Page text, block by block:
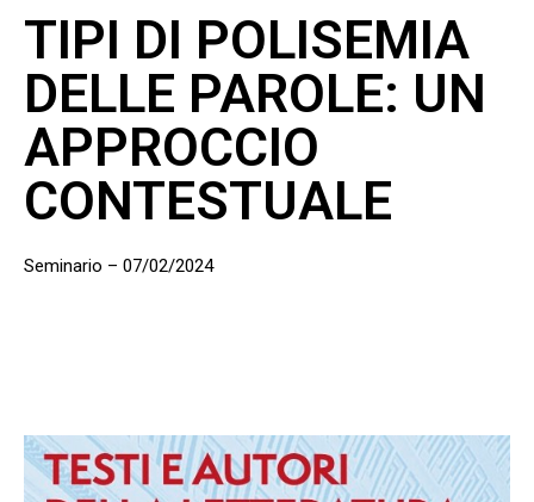
TIPI DI POLISEMIA
DELLE PAROLE: UN
APPROCCIO
CONTESTUALE
Seminario – 07/02/2024